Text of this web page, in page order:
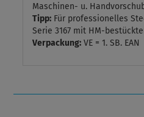
Maschinen- u.
Tipp: Für professionelles
Serie 3167 mit HM-
Verpackung: VE = 1. SB. EAN